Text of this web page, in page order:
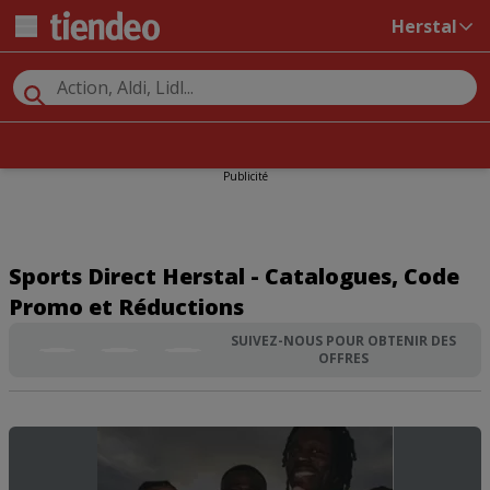
Herstal
Publicité
Sports Direct Herstal - Catalogues, Code
Promo et Réductions
SUIVEZ-NOUS POUR OBTENIR DES
OFFRES